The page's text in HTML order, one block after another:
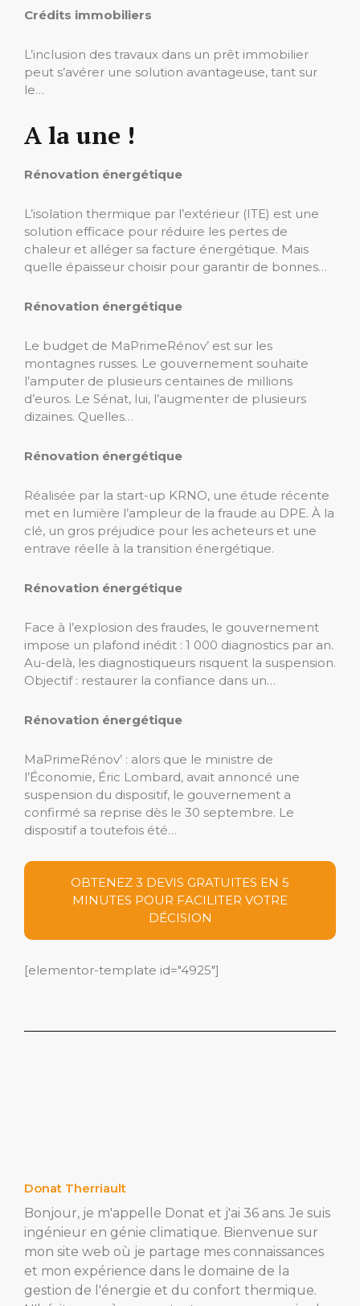
Crédits immobiliers
L’inclusion des travaux dans un prêt immobilier
peut s’avérer une solution avantageuse, tant sur
le…
A la une !
Rénovation énergétique
L’isolation thermique par l’extérieur (ITE) est une
solution efficace pour réduire les pertes de
chaleur et alléger sa facture énergétique. Mais
quelle épaisseur choisir pour garantir de bonnes…
Rénovation énergétique
Le budget de MaPrimeRénov’ est sur les
montagnes russes. Le gouvernement souhaite
l’amputer de plusieurs centaines de millions
d’euros. Le Sénat, lui, l’augmenter de plusieurs
dizaines. Quelles…
Rénovation énergétique
Réalisée par la start-up KRNO, une étude récente
met en lumière l’ampleur de la fraude au DPE. À la
clé, un gros préjudice pour les acheteurs et une
entrave réelle à la transition énergétique.
Rénovation énergétique
Face à l’explosion des fraudes, le gouvernement
impose un plafond inédit : 1 000 diagnostics par an.
Au-delà, les diagnostiqueurs risquent la suspension.
Objectif : restaurer la confiance dans un…
Rénovation énergétique
MaPrimeRénov’ : alors que le ministre de
l’Économie, Éric Lombard, avait annoncé une
suspension du dispositif, le gouvernement a
confirmé sa reprise dès le 30 septembre. Le
dispositif a toutefois été…
OBTENEZ 3 DEVIS GRATUITES EN 5
MINUTES POUR FACILITER VOTRE
DÉCISION
[elementor-template id="4925"]
Donat Therriault
Bonjour, je m'appelle Donat et j'ai 36 ans. Je suis
ingénieur en génie climatique. Bienvenue sur
mon site web où je partage mes connaissances
et mon expérience dans le domaine de la
gestion de l'énergie et du confort thermique.